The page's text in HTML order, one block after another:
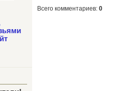
Всего комментариев: 0